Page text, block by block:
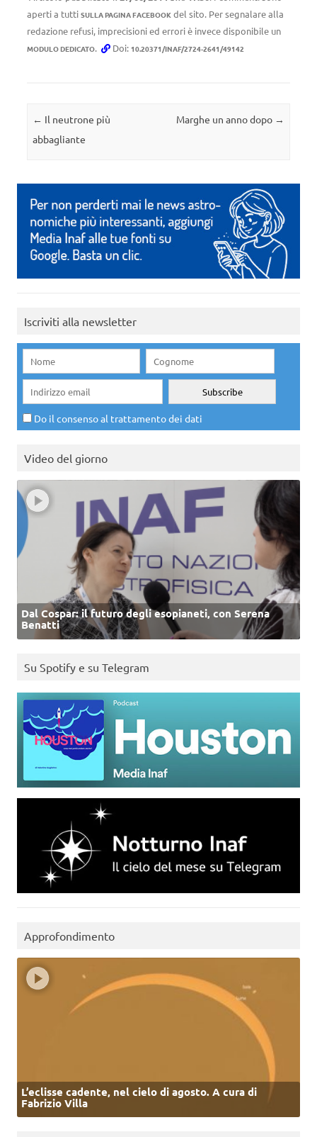
aperti a tutti SULLA PAGINA FACEBOOK del sito. Per segnalare alla
redazione refusi, imprecisioni ed errori è invece disponibile un
MODULO DEDICATO. Doi: 10.20371/INAF/2724-2641/49142
Navigazione articolo
← Il neutrone più
abbagliante
Marghe un anno dopo →
Iscriviti alla newsletter
Do il consenso al trattamento dei dati
Video del giorno
Dal Cospar: il futuro degli esopianeti, con Serena
Benatti
Su Spotify e su Telegram
Approfondimento
L’eclisse cadente, nel cielo di agosto. A cura di
Fabrizio Villa